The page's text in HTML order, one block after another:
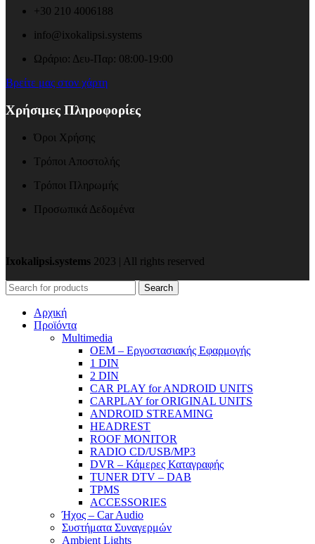
+30 210 4006188
info@ixokalipsi.systems
Ωράριο: Δευ-Παρ: 08:00-19:00
Βρείτε μας στον χάρτη
Χρήσιμες Πληροφορίες
Όροι Χρήσης
Τρόποι Αποστολής
Τρόποι Πληρωμής
Προσωπικά Δεδομένα
Ixokalipsi.systems 2023 | All rights reserved
Search
Αρχική
Προϊόντα
Μultimedia
OEM – Εργοστασιακής Εφαρμογής
1 DIN
2 DIN
CAR PLAY for ANDROID UNITS
CARPLAY for ORIGINAL UNITS
ANDROID STREAMING
HEADREST
ROOF MONITOR
RADIO CD/USB/MP3
DVR – Κάμερες Καταγραφής
TUNER DTV – DAB
TPMS
ACCESSORIES
Ήχος – Car Audio
Συστήματα Συναγερμών
Ambient Lights